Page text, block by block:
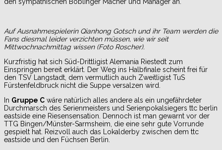
den sympathischen Böblinger Macher und Manager an.
Auf Ausnahmespielerin Qianhong Gotsch und ihr Team werden die
Fans diesmal leider verzichten müssen, wie wir seit
Mittwochnachmittag wissen (Foto Roscher).
Kurzfristig hat sich Süd-Drittligist Alemania Riestedt zum
Einspringen bereit erklärt. Der Weg ins Halbfinale scheint frei für
den TSV Langstadt, dem vermutlich auch Zweitligist TuS
Fürstenfeldbruck nicht die Suppe versalzen wird.
In Gruppe C wäre natürlich alles andere als ein ungefährdeter
Durchmarsch des Serienmeisters und Serienpokalsiegers ttc berlin
eastside eine Riesensensation. Dennoch ist man gewarnt vor der
TTG Bingen/Münster-Sarmsheim, die eine sehr gute Vorrunde
gespielt hat. Reizvoll auch das Lokalderby zwischen dem ttc
eastside und den Füchsen Berlin.